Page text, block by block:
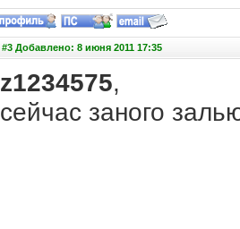
#3 Добавлено: 8 июня 2011 17:35
z1234575,
сейчас заного